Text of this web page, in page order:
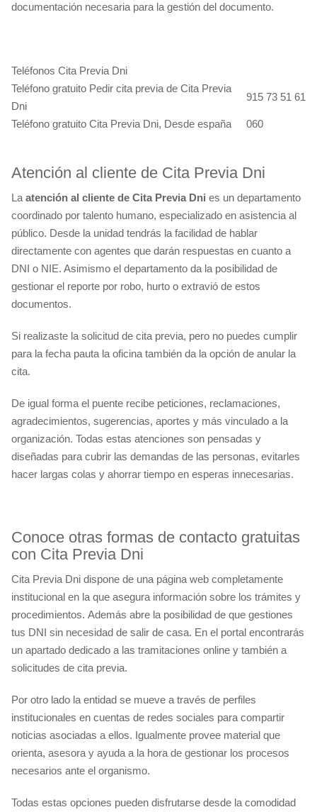
documentación necesaria para la gestión del documento.
Teléfonos Cita Previa Dni
Teléfono gratuito Pedir cita previa de Cita Previa
Dni
915 73 51 61
Teléfono gratuito Cita Previa Dni, Desde españa 060
Atención al cliente de Cita Previa Dni
La atención al cliente de Cita Previa Dni es un departamento
coordinado por talento humano, especializado en asistencia al
público. Desde la unidad tendrás la facilidad de hablar
directamente con agentes que darán respuestas en cuanto a
DNI o NIE. Asimismo el departamento da la posibilidad de
gestionar el reporte por robo, hurto o extravió de estos
documentos.
Si realizaste la solicitud de cita previa, pero no puedes cumplir
para la fecha pauta la oficina también da la opción de anular la
cita.
De igual forma el puente recibe peticiones, reclamaciones,
agradecimientos, sugerencias, aportes y más vinculado a la
organización. Todas estas atenciones son pensadas y
diseñadas para cubrir las demandas de las personas, evitarles
hacer largas colas y ahorrar tiempo en esperas innecesarias.
Conoce otras formas de contacto gratuitas
con Cita Previa Dni
Cita Previa Dni dispone de una página web completamente
institucional en la que asegura información sobre los trámites y
procedimientos. Además abre la posibilidad de que gestiones
tus DNI sin necesidad de salir de casa. En el portal encontrarás
un apartado dedicado a las tramitaciones online y también a
solicitudes de cita previa.
Por otro lado la entidad se mueve a través de perfiles
institucionales en cuentas de redes sociales para compartir
noticias asociadas a ellos. Igualmente provee material que
orienta, asesora y ayuda a la hora de gestionar los procesos
necesarios ante el organismo.
Todas estas opciones pueden disfrutarse desde la comodidad